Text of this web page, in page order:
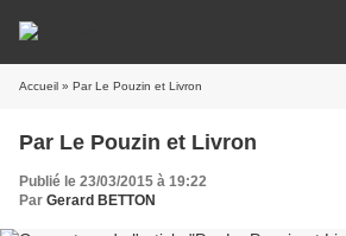
Accueil » Par Le Pouzin et Livron
Par Le Pouzin et Livron
Publié le 23/03/2015 à 19:22
Par Gerard BETTON